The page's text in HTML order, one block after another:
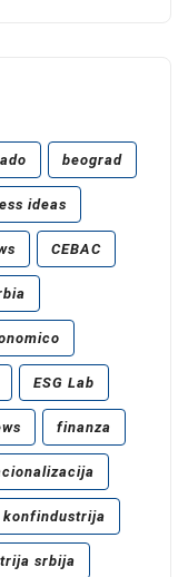
beograd
ideas
CEBAC
ESG Lab
finanza
konfindustrija
srbija